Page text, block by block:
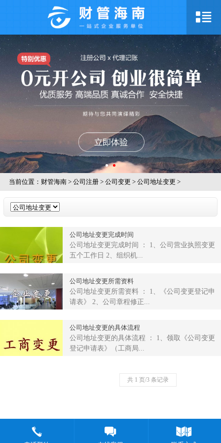
当前位置： 财管海南> 公司注册> 公司变更 > 公司地址变更 >
公司地址变更完成时间
公司地址变更完成时间 ： 1、公司营业执照变更
五个工作日 2、组织机...
公司地址变更所需资料
公司地址变更所需资料 ： 1、《公司变更登记申
请表》 2、公司章程修正...
公司地址变更的具体流程
公司地址变更的具体流程 ： 1、领取《公司变更
登记申请表》（工商局...
共 1 页/3 条记录